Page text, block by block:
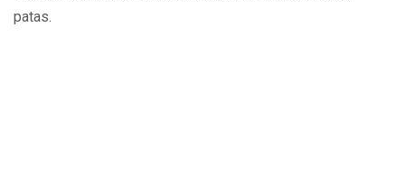
patas.